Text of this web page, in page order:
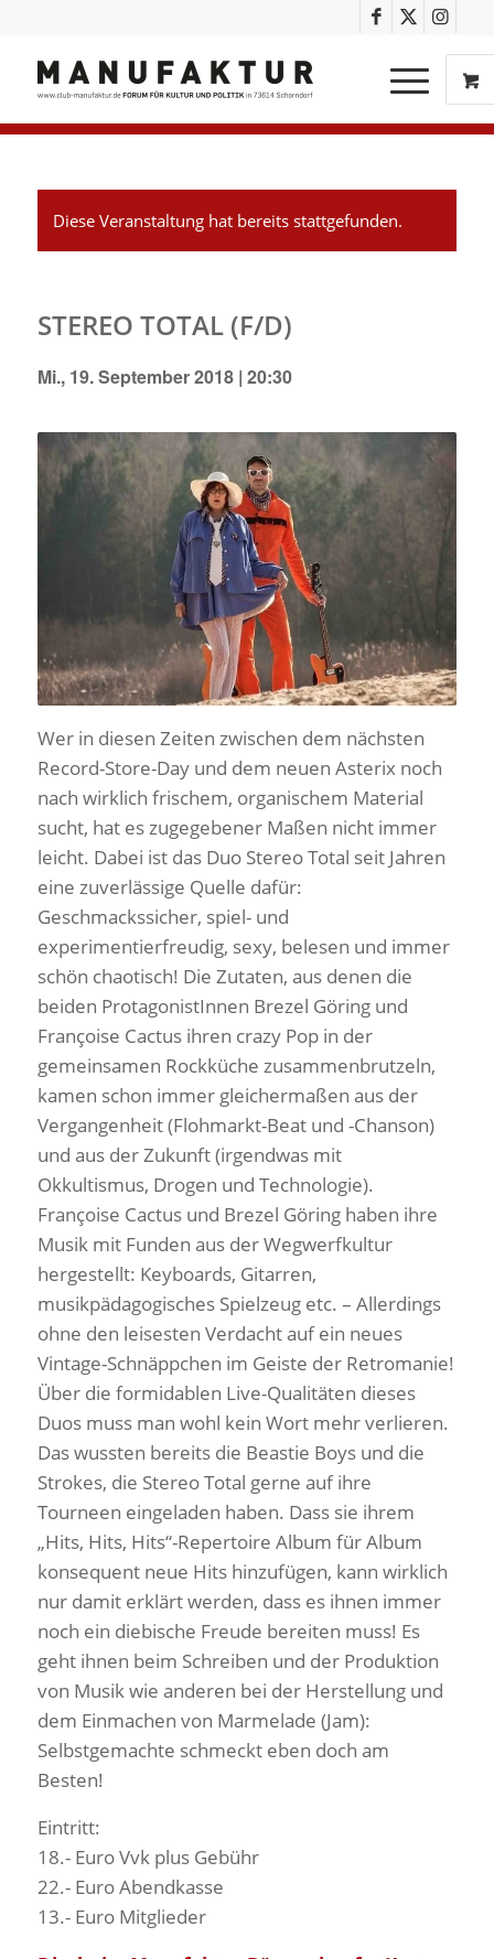
Diese Veranstaltung hat bereits stattgefunden.
STEREO TOTAL (F/D)
Mi., 19. September 2018 | 20:30
Wer in diesen Zeiten zwischen dem nächsten
Record-Store-Day und dem neuen Asterix noch
nach wirklich frischem, organischem Material
sucht, hat es zugegebener Maßen nicht immer
leicht. Dabei ist das Duo Stereo Total seit Jahren
eine zuverlässige Quelle dafür:
Geschmackssicher, spiel- und
experimentierfreudig, sexy, belesen und immer
schön chaotisch! Die Zutaten, aus denen die
beiden ProtagonistInnen Brezel Göring und
Françoise Cactus ihren crazy Pop in der
gemeinsamen Rockküche zusammenbrutzeln,
kamen schon immer gleichermaßen aus der
Vergangenheit (Flohmarkt-Beat und -Chanson)
und aus der Zukunft (irgendwas mit
Okkultismus, Drogen und Technologie).
Françoise Cactus und Brezel Göring haben ihre
Musik mit Funden aus der Wegwerfkultur
hergestellt: Keyboards, Gitarren,
musikpädagogisches Spielzeug etc. – Allerdings
ohne den leisesten Verdacht auf ein neues
Vintage-Schnäppchen im Geiste der Retromanie!
Über die formidablen Live-Qualitäten dieses
Duos muss man wohl kein Wort mehr verlieren.
Das wussten bereits die Beastie Boys und die
Strokes, die Stereo Total gerne auf ihre
Tourneen eingeladen haben. Dass sie ihrem
„Hits, Hits, Hits“-Repertoire Album für Album
konsequent neue Hits hinzufügen, kann wirklich
nur damit erklärt werden, dass es ihnen immer
noch ein diebische Freude bereiten muss! Es
geht ihnen beim Schreiben und der Produktion
von Musik wie anderen bei der Herstellung und
dem Einmachen von Marmelade (Jam):
Selbstgemachte schmeckt eben doch am
Besten!
Eintritt:
18.- Euro Vvk plus Gebühr
22.- Euro Abendkasse
13.- Euro Mitglieder